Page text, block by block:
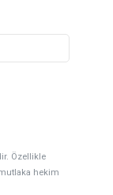
Özellikle
hekim